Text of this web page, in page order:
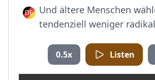
Und ältere Menschen
tendenziell weniger
0.5x Listen